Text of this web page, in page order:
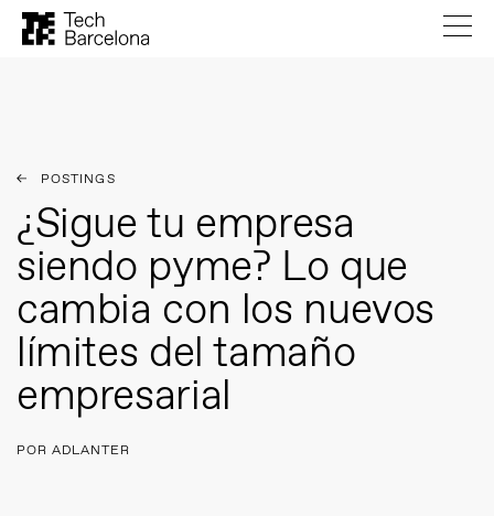
POSTINGS
¿Sigue tu empresa
siendo pyme? Lo que
cambia con los nuevos
límites del tamaño
empresarial
POR ADLANTER